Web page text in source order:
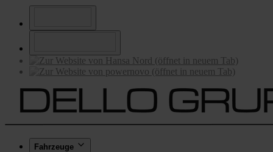
Fahrzeuge